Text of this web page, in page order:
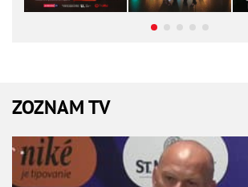
ZOZNAM TV